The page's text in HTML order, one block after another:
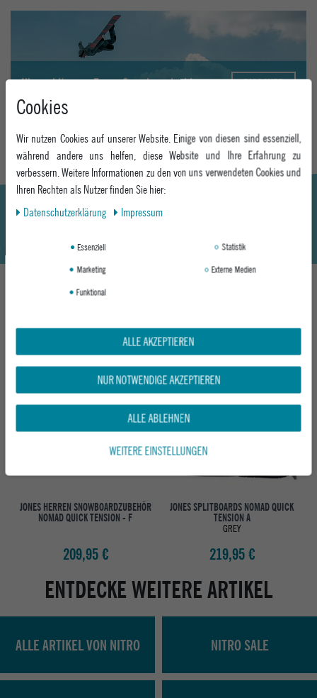
Hier geht's zum Epoxy Snowboardguide DISCOVER
JONES HERREN SNOWBOARDZUBEHÖR
NOMAD QUICK TENSION - F
209,95 €
JONES SPLITBOARDS NOMAD QUICK
TENSION A
GREY
219,95 €
ENTDECKE WEITERE ARTIKEL
ALLE ARTIKEL VON NITRO NITRO SALE
Cookies
Wir nutzen Cookies auf unserer Website. Einige von diesen sind essenziell,
während andere uns helfen, diese Website und Ihre Erfahrung zu
verbessern. Weitere Informationen zu den von uns verwendeten Cookies und
Ihren Rechten als Nutzer finden Sie hier:
Daten­schutz­erklärung
Impressum
Essenziell
Statistik
Marketing
Externe Medien
Funktional
ALLE AKZEPTIEREN
NUR NOTWENDIGE AKZEPTIEREN
ALLE ABLEHNEN
WEITERE EINSTELLUNGEN